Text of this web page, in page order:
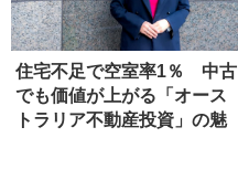
住宅不足で空室率1％ 中古
でも価値が上がる「オース
トラリア不動産投資」の魅